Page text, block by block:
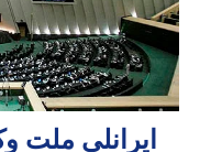
ایرانلی ملت